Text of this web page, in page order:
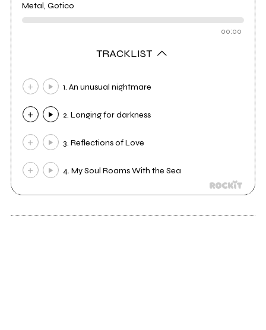
Metal, Gotico
00:00
TRACKLIST
1. An unusual nightmare
2. Longing for darkness
3. Reflections of Love
4. My Soul Roams With the Sea